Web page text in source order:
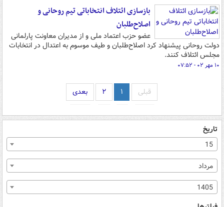
بازسازی ائتلاف انتخاباتی تیم روحانی و
اصلاح‌طلبان
عضو حزب اعتماد ملی و از مدیران معاونت پارلمانی
دولت روحانی پیشنهاد کرد اصلاح‌طلبان و طیف موسوم به اعتدال در انتخابات
مجلس ائتلاف کنند.
۱۰ مهر ۰۲ - ۰۷:۵۲
قبلی ۱ ۲ بعدی
تاریخ
15
مرداد
1405